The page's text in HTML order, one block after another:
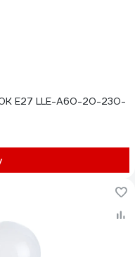
E27 LLE-A60-20-230-